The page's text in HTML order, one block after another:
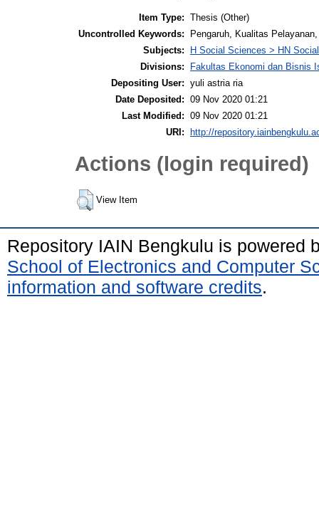
Item Type: Thesis (Other)
Uncontrolled Keywords:
Pengaruh, Kualitas
Subjects:
H Social Sciences > HN
Divisions:
Fakultas Ekonomi dan Bisnis
Depositing User: yuli astria ria
Date Deposited: 09 Nov 2020 01:21
Last Modified: 09 Nov 2020 01:21
URI:
http://
Actions (login required)
View Item
Repository IAIN Bengkulu is powered
School of Electronics and Computer
information and software credits.